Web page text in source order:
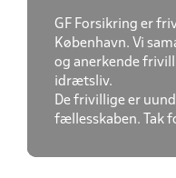
GF Forsikring er
København. Vi
og anerkende
idrætsliv.
De frivillige er
fællesskaben. Tak